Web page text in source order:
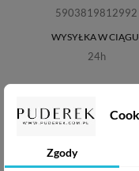
Zgody
5903819812992
WYSYŁKA W
24h
CLARESA
POWIĄZANE